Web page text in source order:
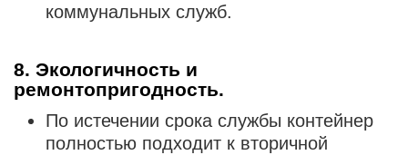
коммунальных служб.
8. Экологичность и
ремонтопригодность.
По истечении срока службы контейнер
полностью подходит к вторичной